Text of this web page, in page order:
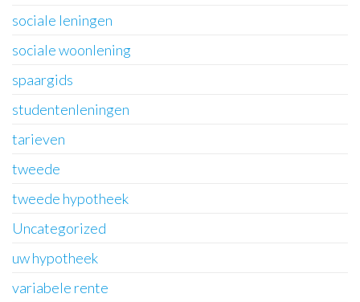
sociale leningen
sociale woonlening
spaargids
studentenleningen
tarieven
tweede
tweede hypotheek
Uncategorized
uw hypotheek
variabele rente